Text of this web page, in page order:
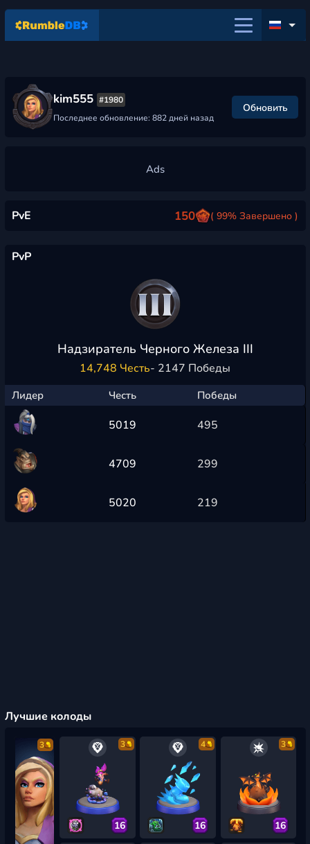
kim555 #1980
Последнее обновление: 882 дней назад
Обновить
PvE 150 ( 99% Завершено )
PvP
Надзиратель Черного Железа III
14,748 Честь- 2147 Победы
Лидер Честь Победы
5019 495
4709 299
5020 219
Лучшие колоды
3 3
16
4
16
3
16